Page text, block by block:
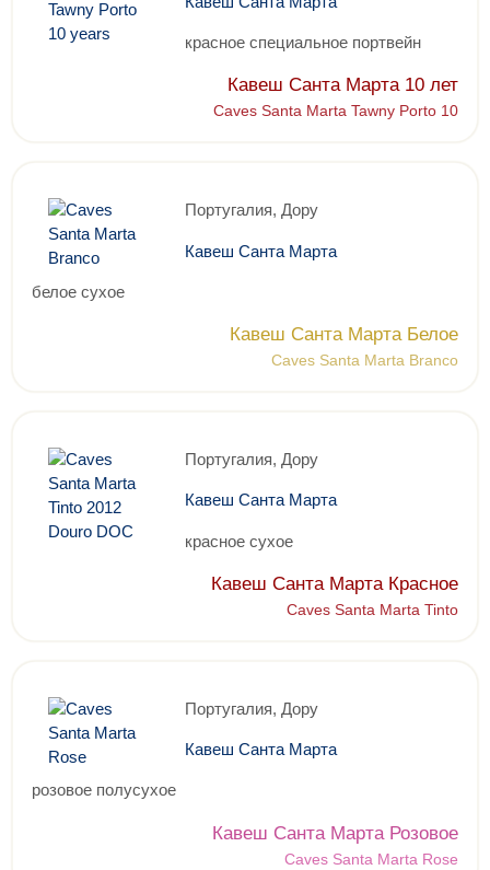
красное специальное портвейн
Кавеш Санта Марта 10 лет
Caves Santa Marta Tawny Porto 10
Португалия, Дору
Кавеш Санта Марта
белое сухое
Кавеш Санта Марта Белое
Caves Santa Marta Branco
Португалия, Дору
Кавеш Санта Марта
красное сухое
Кавеш Санта Марта Красное
Caves Santa Marta Tinto
Португалия, Дору
Кавеш Санта Марта
розовое полусухое
Кавеш Санта Марта Розовое
Caves Santa Marta Rose